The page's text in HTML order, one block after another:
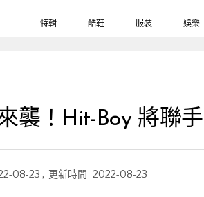
特輯 酷鞋 服裝 娛樂
襲！Hit-Boy 將聯
08-23 , 更新時間 2022-08-23